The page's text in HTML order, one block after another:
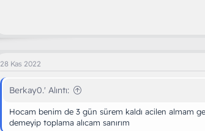
28 Kas 2022
Berkay0.' Alıntı:
Hocam benim de 3 gün sürem kaldı acilen almam
demeyip toplama alıcam sanırım